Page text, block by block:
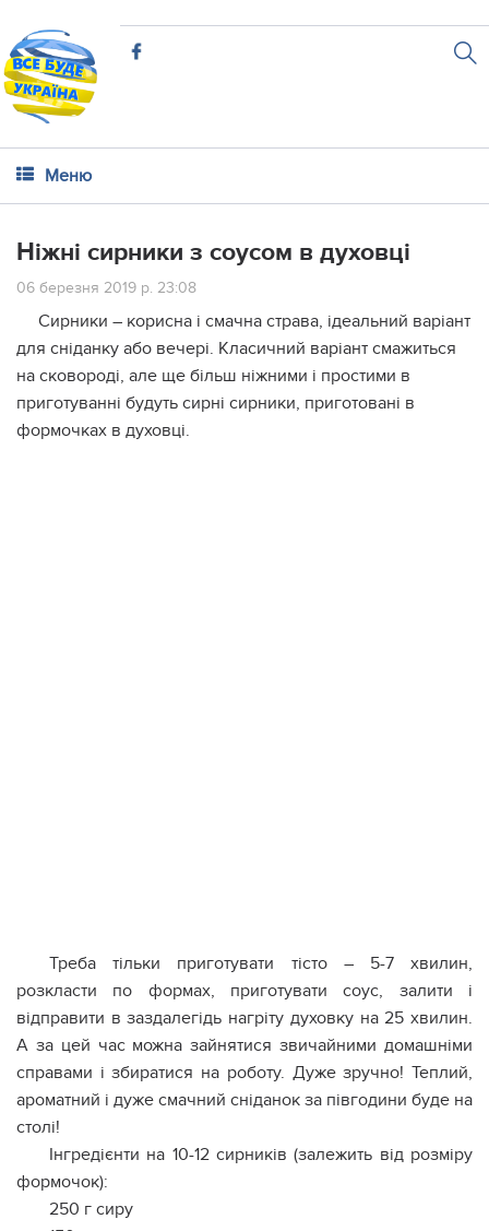
Меню
Ніжні сирники з соусом в духовці
06 березня 2019 р. 23:08
Сирники – корисна і смачна страва, ідеальний варіант
для сніданку або вечері. Класичний варіант смажиться
на сковороді, але ще більш ніжними і простими в
приготуванні будуть сирні сирники, приготовані в
формочках в духовці.
Треба тільки приготувати тісто – 5-7 хвилин,
розкласти по формах, приготувати соус, залити і
відправити в заздалегідь нагріту духовку на 25 хвилин.
А за цей час можна зайнятися звичайними домашніми
справами і збиратися на роботу. Дуже зручно! Теплий,
ароматний і дуже смачний сніданок за півгодини буде на
столі!
Інгредієнти на 10-12 сирників (залежить від розміру
формочок):
250 г сиру